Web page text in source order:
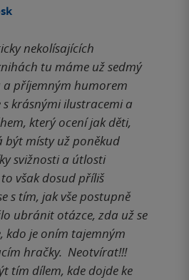
nekolísajících
tu máme už sedmý
příjemným humorem
krásnými ilustracemi a
který ocení jak děti,
být místy už poněkud
svižnosti a útlosti
však dosud příliš
s tím, jak vše postupně
ubránit otázce, zda už se
kdo je oním tajemným
hračky. Neotvírat!!!
tím dílem, kde dojde ke